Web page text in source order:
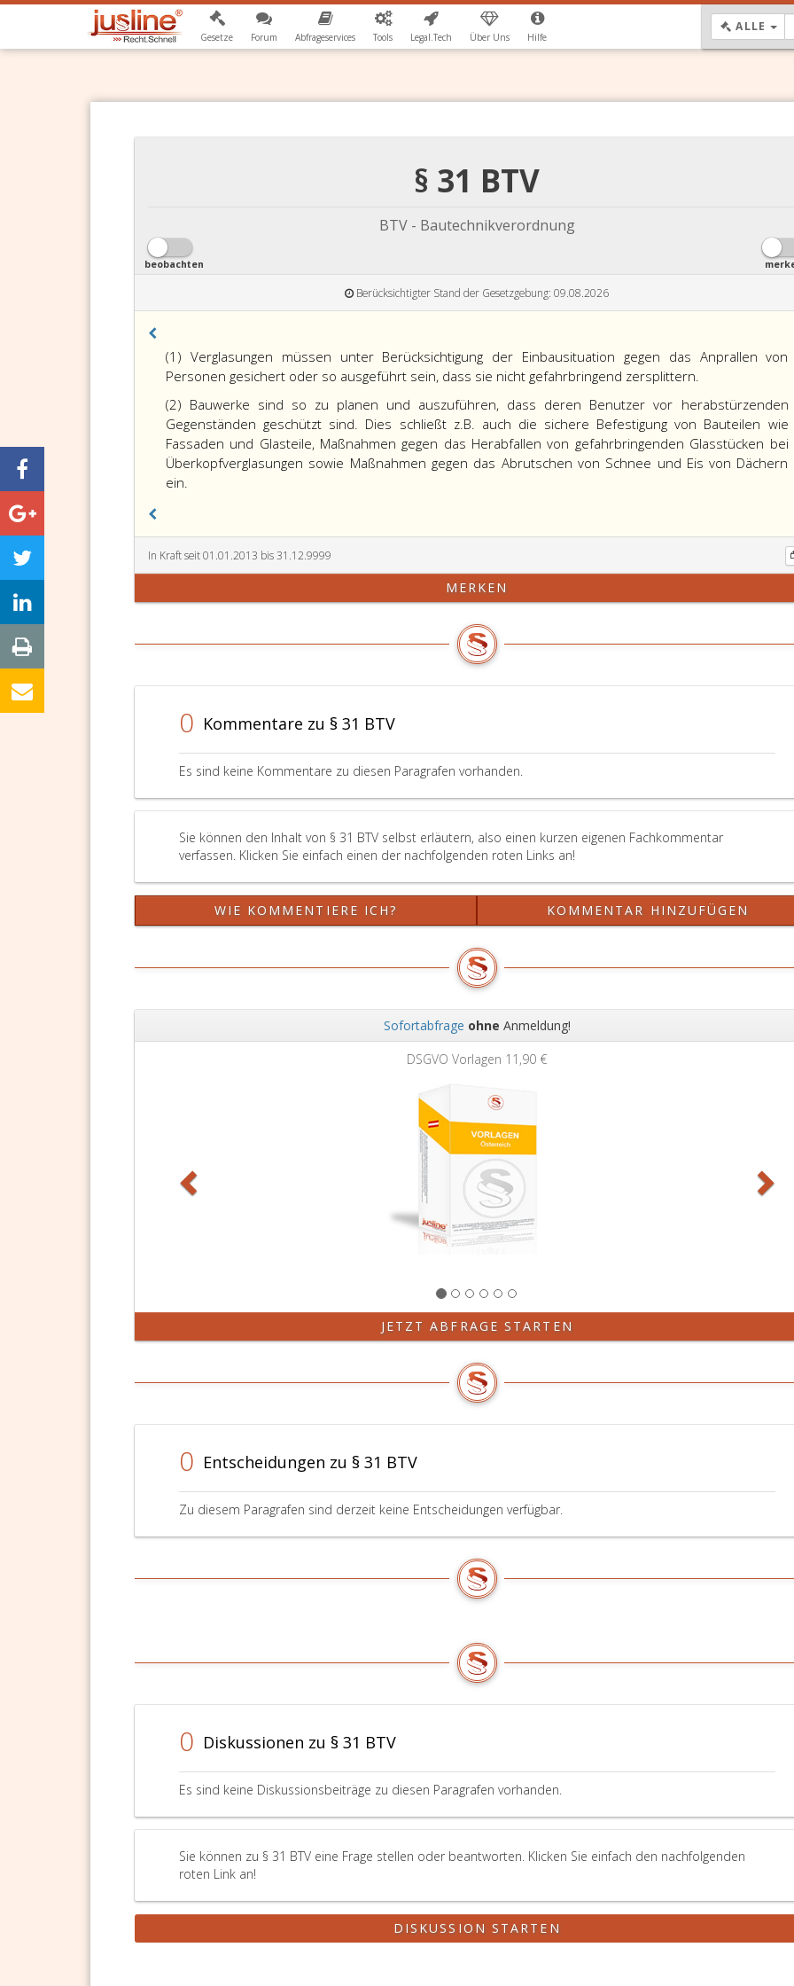
Gesetze Forum Abfrageservices Tools Legal.Tech Über Uns Hilfe
ALLE
§ 31 BTV
BTV - Bautechnikverordnung
beobachten
Berücksichtigter Stand der Gesetzgebung: 09.08.2026
(1) Verglasungen müssen unter Berücksichtigung der Einbausituation gegen das Anprallen von
Personen gesichert oder so ausgeführt sein, dass sie nicht gefahrbringend zersplittern.
(2) Bauwerke sind so zu planen und auszuführen, dass deren Benutzer vor herabstürzenden
Gegenständen geschützt sind. Dies schließt z.B. auch die sichere Befestigung von Bauteilen wie
Fassaden und Glasteile, Maßnahmen gegen das Herabfallen von gefahrbringenden Glasstücken bei
Überkopfverglasungen sowie Maßnahmen gegen das Abrutschen von Schnee und Eis von Dächern
ein.
In Kraft seit 01.01.2013 bis 31.12.9999
MERKEN
0 Kommentare zu § 31 BTV
Es sind keine Kommentare zu diesen Paragrafen vorhanden.
Sie können den Inhalt von § 31 BTV selbst erläutern, also einen kurzen eigenen Fachkommentar
verfassen. Klicken Sie einfach einen der nachfolgenden roten Links an!
WIE KOMMENTIERE ICH? KOMMENTAR HINZUFÜGEN
Sofortabfrage ohne Anmeldung!
DSGVO Vorlagen 11,90 €
JETZT ABFRAGE STARTEN
0 Entscheidungen zu § 31 BTV
Zu diesem Paragrafen sind derzeit keine Entscheidungen verfügbar.
0 Diskussionen zu § 31 BTV
Es sind keine Diskussionsbeiträge zu diesen Paragrafen vorhanden.
Sie können zu § 31 BTV eine Frage stellen oder beantworten. Klicken Sie einfach den nachfolgenden
roten Link an!
DISKUSSION STARTEN